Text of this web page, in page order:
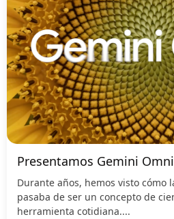
Presentamos Gemini Omni
Durante años, hemos visto
pasaba de ser un concepto de
herramienta cotidiana....